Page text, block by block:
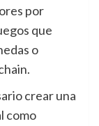
por
que
o
crear una
como